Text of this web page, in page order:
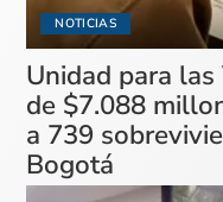
NOTICIAS
Unidad para
de $7.088
a 739
Bogotá